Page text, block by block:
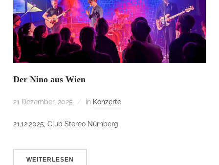
Der Nino aus Wien
21 Dezember, 2025 in Konzerte
21.12.2025, Club Stereo Nürnberg
WEITERLESEN